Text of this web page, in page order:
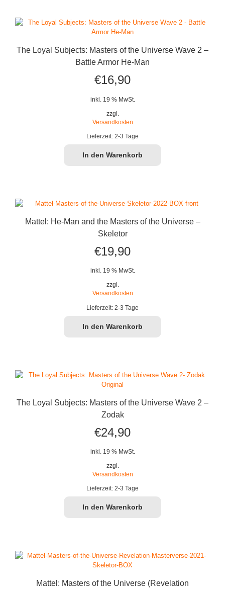
The Loyal Subjects: Masters of the Universe Wave 2 –
Battle Armor He-Man
€16,90
inkl. 19 % MwSt.
zzgl.
Versandkosten
Lieferzeit: 2-3 Tage
In den Warenkorb
Mattel: He-Man and the Masters of the Universe –
Skeletor
€19,90
inkl. 19 % MwSt.
zzgl.
Versandkosten
Lieferzeit: 2-3 Tage
In den Warenkorb
The Loyal Subjects: Masters of the Universe Wave 2 –
Zodak
€24,90
inkl. 19 % MwSt.
zzgl.
Versandkosten
Lieferzeit: 2-3 Tage
In den Warenkorb
Mattel: Masters of the Universe (Revelation